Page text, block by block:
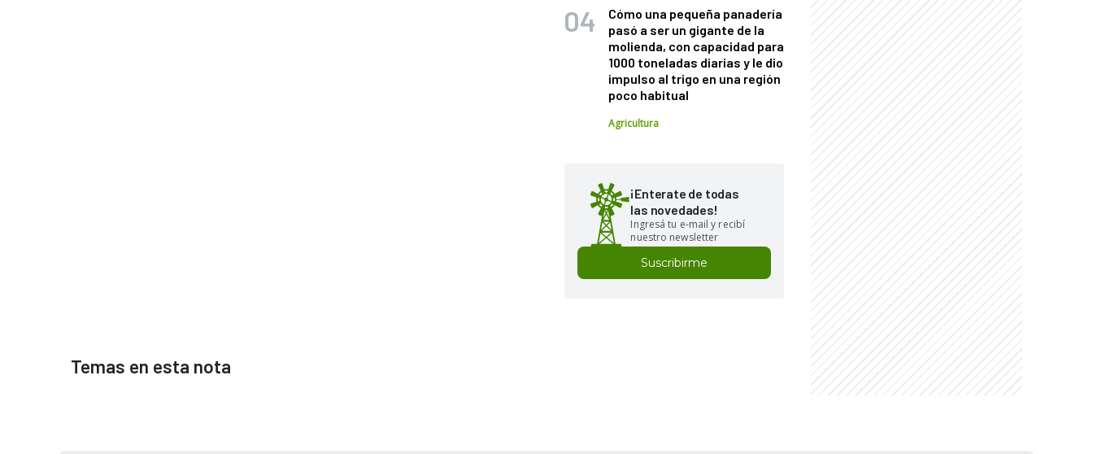
Cómo una pequeña panadería
pasó a ser un gigante de la
molienda, con capacidad para
1000 toneladas diarias y le dio
impulso al trigo en una región
poco habitual
Agricultura
¡Enterate de todas
las novedades!
Ingresá tu e-mail y recibí
nuestro newsletter
Suscribirme
Temas en esta nota